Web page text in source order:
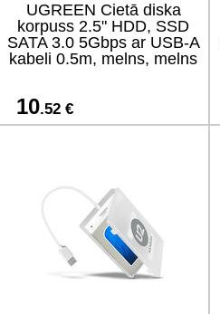
UGREEN Cietā diska
korpuss 2.5" HDD, SSD
SATA 3.0 5Gbps ar USB-A
kabeli 0.5m, melns, melns
10.52 €